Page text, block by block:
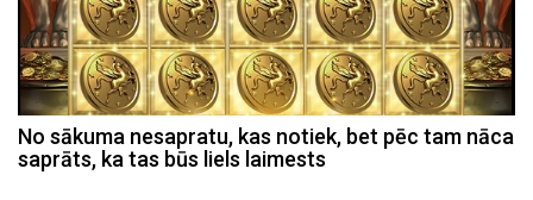
No sākuma nesapratu, kas notiek, bet pēc tam nāca
saprāts, ka tas būs liels laimests